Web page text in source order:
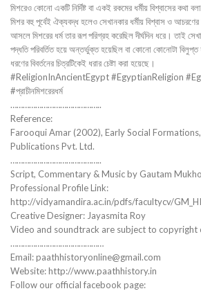
মিশরেও কোনো একটি নির্দিষ্ট বা একই রকমের ধর্মীয় বিশ্বাসের কথা
মিশর বহু পূর্বেই ঐক্যবদ্ধ হলেও সেখানকার ধর্মীয় বিশ্বাস ও আচরণের
আসলে মিশরের ধর্ম তার রূপ পরিগ্রহ করেছিল দীর্ঘদিন ধরে। তাই
পদ্ধতি পরিবর্তিত হয়ে অন্তর্ভুক্ত হয়েছিল বা কোনো কোনোটা
ধরণের বিবর্তনের চিত্রটিকেই ধরার চেষ্টা করা হয়েছে।
#ReligionInAncientEgypt #EgyptianReligion
#প্রাচীনমিশরেরধর্ম
……………………………………..
Reference:
Farooqui Amar (2002), Early Social
Publications Pvt. Ltd.
……………………………………..
Script, Commentary & Music by Gautam
Professional Profile Link:
http://vidyamandira.ac.in/pdfs/facultycv/
Creative Designer: Jayasmita Roy
Video and soundtrack are subject to copyright
………………………………………
Email: paathhistoryonline@gmail.com
Website: http://www.paathhistory.in
Follow our official facebook page: